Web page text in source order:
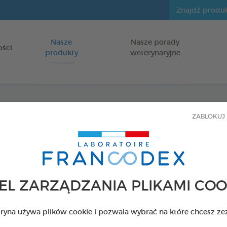
ZARZĄDZANIA PLIKAMI
używa plików cookie i pozwala wybrać na które chcesz
ZABLOKUJ
Idź do zawartości
Nasze
produkty
Nasze porady
weterynaryjne
dla psów i
Kod 179164 - EAN